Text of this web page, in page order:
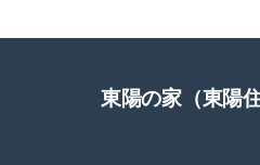
東陽の家（東陽